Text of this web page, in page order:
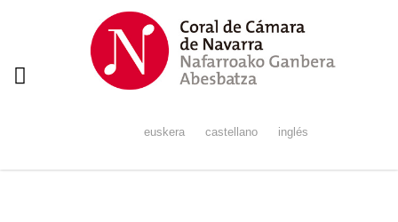
Navigation
euskera castellano inglés